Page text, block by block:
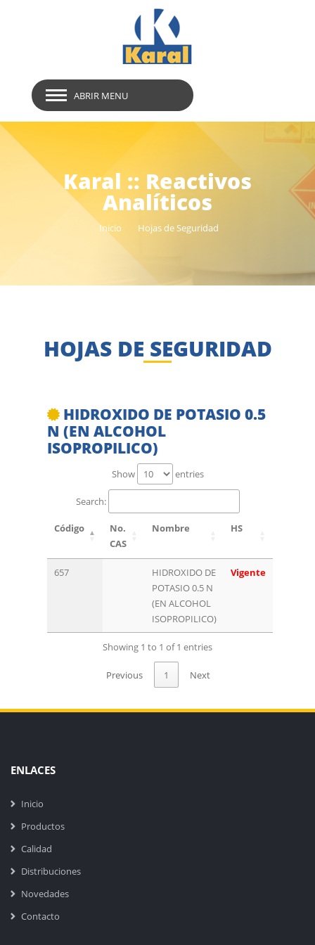
ABRIR MENU
Karal :: Reactivos
Analíticos
Inicio Hojas de Seguridad
HOJAS DE SEGURIDAD
HIDROXIDO DE POTASIO 0.5
N (EN ALCOHOL
ISOPROPILICO)
Show entries
Search:
Código
No.
CAS
Nombre HS
657
HIDROXIDO DE
POTASIO 0.5 N
(EN ALCOHOL
ISOPROPILICO)
Vigente
Showing 1 to 1 of 1 entries
Previous 1 Next
ENLACES
Inicio
Productos
Calidad
Distribuciones
Novedades
Contacto